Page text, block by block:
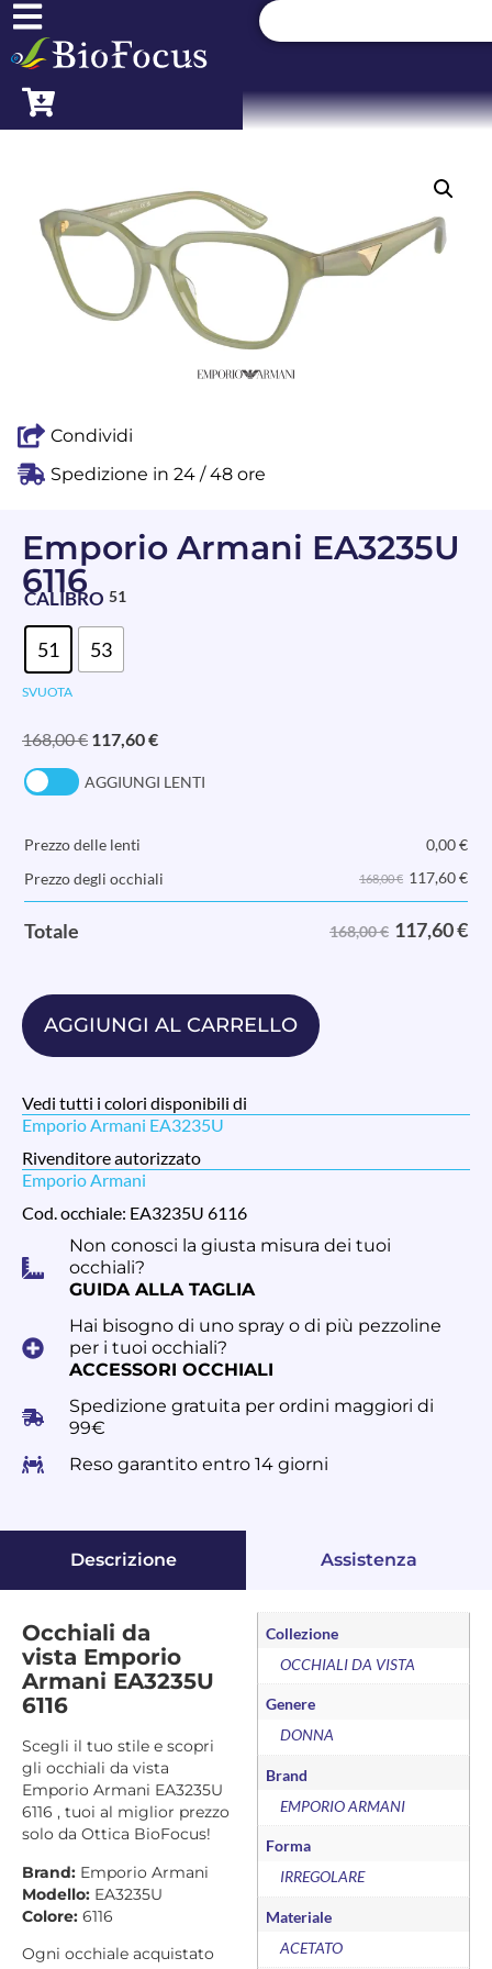
Condividi
Spedizione in 24 / 48 ore
Emporio Armani EA3235U
6116
CALIBRO 51
51 53
SVUOTA
168,00€ 117,60€
AGGIUNGI LENTI
Prezzo delle lenti 0,00€
Prezzo degli occhiali
168,00 € 117,60€
Totale 168,00 € 117,60€
AGGIUNGI AL CARRELLO
Vedi tutti i colori disponibili di
Emporio Armani EA3235U
Rivenditore autorizzato
Emporio Armani
Cod. occhiale: EA3235U 6116
Non conosci la giusta misura dei tuoi
occhiali?
GUIDA ALLA TAGLIA
Hai bisogno di uno spray o di più pezzoline
per i tuoi occhiali?
ACCESSORI OCCHIALI
Spedizione gratuita per ordini maggiori di
99€
Reso garantito entro 14 giorni
Descrizione Assistenza
Occhiali da
vista Emporio
Armani EA3235U
6116
Scegli il tuo stile e scopri
gli occhiali da vista
Emporio Armani EA3235U
6116 , tuoi al miglior prezzo
solo da Ottica BioFocus!
Brand: Emporio Armani
Modello: EA3235U
Colore: 6116
Ogni occhiale acquistato
Collezione
OCCHIALI DA VISTA
Genere
DONNA
Brand
EMPORIO ARMANI
Forma
IRREGOLARE
Materiale
ACETATO